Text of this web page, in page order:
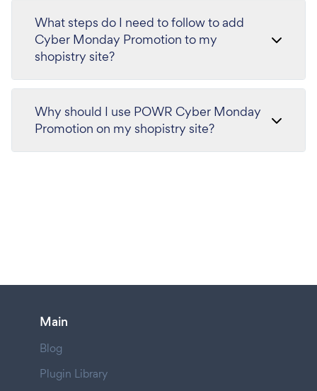
What steps do I need to follow to add
Cyber Monday Promotion to my
shopistry site?
Why should I use POWR Cyber Monday
Promotion on my shopistry site?
Main
Blog
Plugin Library